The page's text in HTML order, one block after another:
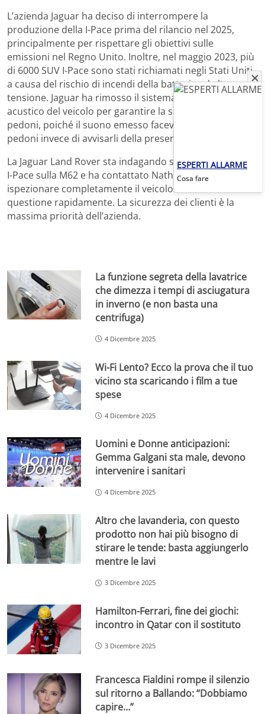
L’azienda Jaguar ha deciso di interrompere la
produzione della I-Pace prima del rilancio nel 2025,
principalmente per rispettare gli obiettivi sulle
emissioni nel Regno Unito. Inoltre, nel maggio 2023, più
di 6000 SUV I-Pace sono stati richiamati negli Stati Uniti
a causa del rischio di incendi della batteria ad alta
tensione. Jaguar ha rimosso il sistema di allarme
acustico del veicolo per garantire la sicurezza dei
pedoni, poiché il suono emesso faceva distrarre i
pedoni invece di avvisarli della presenza dell’auto.
La Jaguar Land Rover sta indagando sull’incidente con la
I-Pace sulla M62 e ha contattato Nathan Owen per
ispezionare completamente il veicolo e risolvere la
questione rapidamente. La sicurezza dei clienti è la
massima priorità dell’azienda.
La funzione segreta della lavatrice
che dimezza i tempi di asciugatura
in inverno (e non basta una
centrifuga)
4 Dicembre 2025
Wi-Fi Lento? Ecco la prova che il tuo
vicino sta scaricando i film a tue
spese
4 Dicembre 2025
Uomini e Donne anticipazioni:
Gemma Galgani sta male, devono
intervenire i sanitari
4 Dicembre 2025
Altro che lavanderia, con questo
prodotto non hai più bisogno di
stirare le tende: basta aggiungerlo
mentre le lavi
3 Dicembre 2025
Hamilton-Ferrari, fine dei giochi:
incontro in Qatar con il sostituto
3 Dicembre 2025
Francesca Fialdini rompe il silenzio
sul ritorno a Ballando: “Dobbiamo
capire…”
ESPERTI ALLARME
Cosa fare